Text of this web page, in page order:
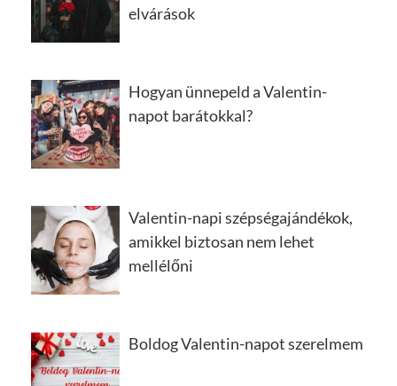
elvárások
Hogyan ünnepeld a Valentin-
napot barátokkal?
Valentin-napi szépségajándékok,
amikkel biztosan nem lehet
mellélőni
Boldog Valentin-napot szerelmem